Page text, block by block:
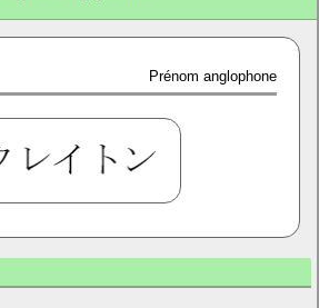
Prénom anglophone